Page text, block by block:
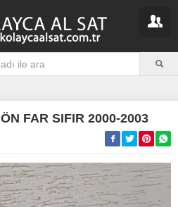
FAR SIFIR 2000-2003